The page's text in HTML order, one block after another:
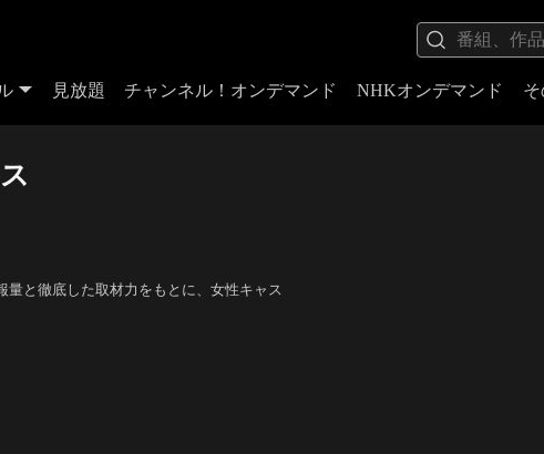
見放題 チャンネル！オンデマンド NHKオンデマンド
量と徹底した取材力をもとに、女性キャス